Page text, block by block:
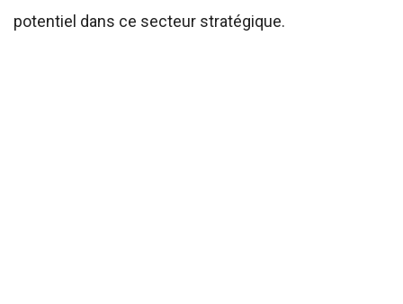
potentiel dans ce secteur stratégique.